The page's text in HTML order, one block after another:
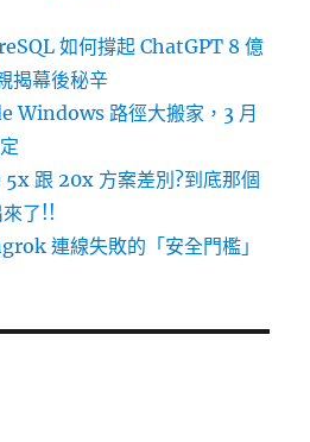
如何撐起 ChatGPT 8 億
揭幕後秘辛
Windows 路徑大搬家，3 月
跟 20x 方案差別?到底那個
來了!!
連線失敗的「安全門檻」